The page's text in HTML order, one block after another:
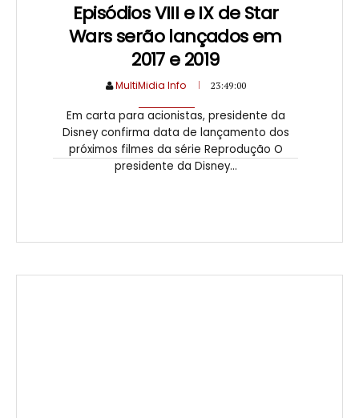
Episódios VIII e IX de Star
Wars serão lançados em
2017 e 2019
MultiMidia Info 23:49:00
Em carta para acionistas, presidente da
Disney confirma data de lançamento dos
próximos filmes da série Reprodução O
presidente da Disney...